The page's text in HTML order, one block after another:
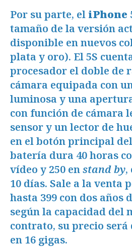
Por su parte, eliPhone
tamaño de la versión
disponible en nuevos
plata y oro). El 5S
procesador el doble de
cámara equipada con
luminosa y una
con función de cámara
sensor y un lector de
en el botón principal
batería dura 40 horas
vídeo y 250 enstand by,
10 días. Sale a la venta
hasta 399 con dos años
según la capacidad del
contrato, su precio será
en 16 gigas.